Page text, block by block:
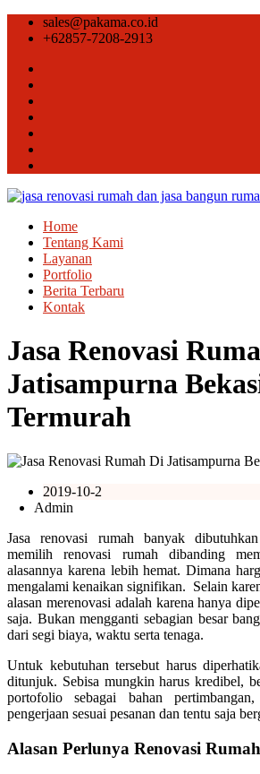
sales@pakama.co.id
+62857-7208-2913
Home
Tentang Kami
Layanan
Portfolio
Berita Terbaru
Kontak
Jasa Renovasi
Jatisampurna
Termurah
2019-10-2
Admin
Jasa renovasi rumah banyak
memilih renovasi rumah dibanding
alasannya karena lebih hemat. Dimana
mengalami kenaikan signifikan. Selain
alasan merenovasi adalah karena hanya
saja. Bukan mengganti sebagian besar
dari segi biaya, waktu serta tenaga.
Untuk kebutuhan tersebut harus
ditunjuk. Sebisa mungkin harus kredibel,
portofolio sebagai bahan
pengerjaan sesuai pesanan dan tentu saja
Alasan Perlunya Renovasi Rumah